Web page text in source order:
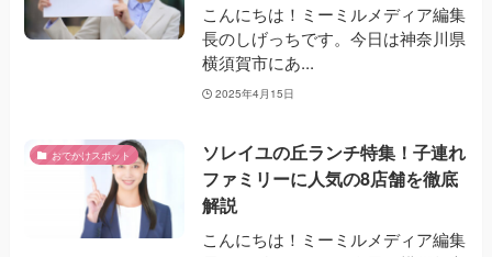
こんにちは！ミーミルメディア編集
長のしげっちです。今日は神奈川県
横須賀市にあ...
2025年4月15日
おでかけスポット
ソレイユの丘ランチ特集！子連れ
ファミリーに人気の8店舗を徹底
解説
こんにちは！ミーミルメディア編集